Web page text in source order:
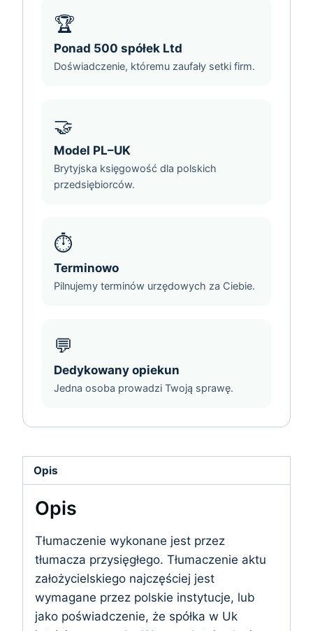
🏆
Ponad 500 spółek Ltd
Doświadczenie, któremu zaufały setki firm.
🤝
Model PL–UK
Brytyjska księgowość dla polskich
przedsiębiorców.
⏱️
Terminowo
Pilnujemy terminów urzędowych za Ciebie.
💬
Dedykowany opiekun
Jedna osoba prowadzi Twoją sprawę.
Opis
Opis
Tłumaczenie wykonane jest przez
tłumacza przysięgłego. Tłumaczenie aktu
założycielskiego najczęściej jest
wymagane przez polskie instytucje, lub
jako poświadczenie, że spółka w Uk